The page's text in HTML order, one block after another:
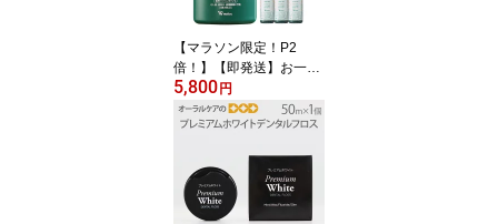
12本付【発泡剤無配合】
【メール便不可】【送料
無料】
【マラソン限定！P2
倍！】【即発送】お一人
様1回限り1セットまで！
【医薬部外品】ウエルテ
ック コンクール ConCoo
デンタルリンス 洗口液
口臭予防 コンクールF 10
0ml 6本セット+おまけサ
5,800円